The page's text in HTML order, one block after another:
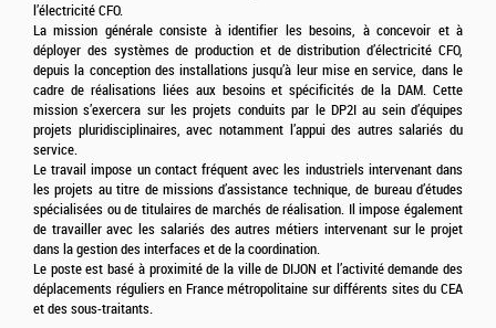
l’électricité CFO.
La mission générale consiste à identifier les besoins, à concevoir et à
déployer des systèmes de production et de distribution d’électricité CFO,
depuis la conception des installations jusqu’à leur mise en service, dans le
cadre de réalisations liées aux besoins et spécificités de la DAM. Cette
mission s’exercera sur les projets conduits par le DP2I au sein d’équipes
projets pluridisciplinaires, avec notamment l’appui des autres salariés du
service.
Le travail impose un contact fréquent avec les industriels intervenant dans
les projets au titre de missions d’assistance technique, de bureau d’études
spécialisées ou de titulaires de marchés de réalisation. Il impose également
de travailler avec les salariés des autres métiers intervenant sur le projet
dans la gestion des interfaces et de la coordination.
Le poste est basé à proximité de la ville de DIJON et l’activité demande des
déplacements réguliers en France métropolitaine sur différents sites du CEA
et des sous-traitants.